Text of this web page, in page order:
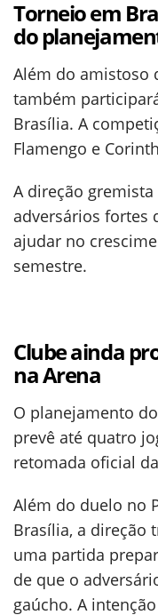
Torneio em
do
Além do amistoso
também
Brasília. A
Flamengo e
A direção
adversários fortes
ajudar no
semestre.
Clube ainda
na Arena
O planejamento
prevê até quatro
retomada oficial
Além do duelo no
Brasília, a direção
uma partida
de que o
gaúcho. A